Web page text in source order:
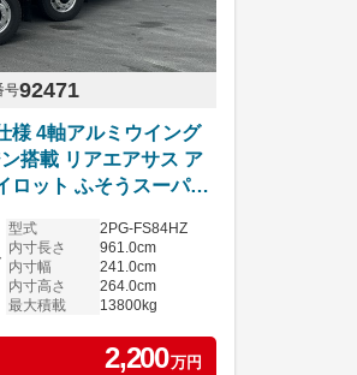
号92471
様 4軸アルミウイング
搭載 リアエアサス ア
ロット ふそうスーパー
型式
2PG-FS84HZ
内寸長さ
961.0cm
内寸幅
241.0cm
内寸高さ
264.0cm
最大積載
13800kg
2,200万円